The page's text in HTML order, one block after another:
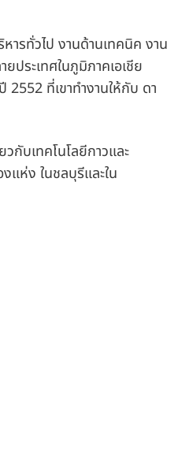
ารทั่วไป งานด้านเทคนิค งาน
ประเทศในภูมิภาคเอเชีย
2552 ที่เขาทำงานให้กับ ดา
กับเทคโนโลยีกาวและ
แห่ง ในชลบุรีและใน